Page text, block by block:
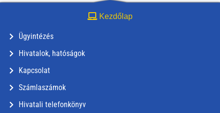
Kezdőlap
Ügyintézés
Hivatalok, hatóságok
Kapcsolat
Számlaszámok
Hivatali telefonkönyv